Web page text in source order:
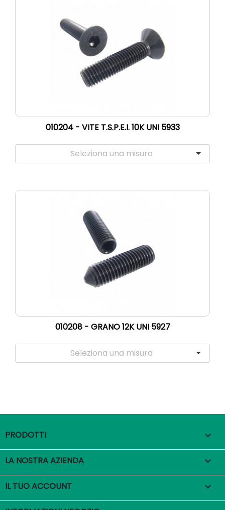
010204 - VITE T.S.P.E.I. 10K UNI 5933
010208 - GRANO 12K UNI 5927
PRODOTTI 
LA NOSTRA AZIENDA 
IL TUO ACCOUNT 